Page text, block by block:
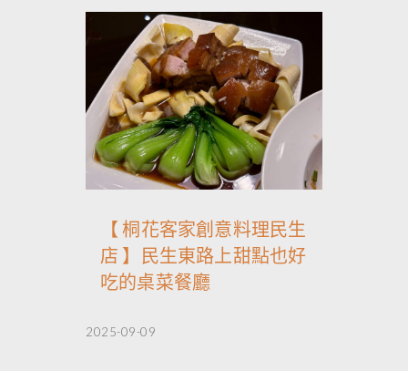
【 桐花客家創意料理民生
店 】民生東路上甜點也好
吃的桌菜餐廳
2025-09-09